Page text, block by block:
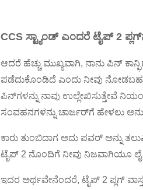
CCS ಸ್ಟ್ಯಾಂಡ್ ಎಂದರೆ ಟೈಪ್ 2
ಆದರೆ ಹೆಚ್ಚು ಮುಖ್ಯವಾಗಿ, ನಾನು ಪಿನ್
ಪಡೆದುಕೊಂಡಿದೆ ಎಂದು ನೀವು
ಪಿನ್‌ಗಳನ್ನು ನಾವು ಉಲ್ಲೇಖಿಸುತ್ತೇವೆ
ಸಂವಹನಗಳನ್ನು ಚಾರ್ಜರ್‌ಗೆ ಹೇಳಲು
ಕಾರು ತುಂಬಿದಾಗ ಅದು ಪವರ್ ಅನ್ನು
ಟೈಪ್ 2 ನೊಂದಿಗೆ ನೀವು ನಿಜವಾಗಿಯೂ
ಇದರ ಅರ್ಥವೇನೆಂದರೆ, ಟೈಪ್ 2 ಪ್ಲಗ್